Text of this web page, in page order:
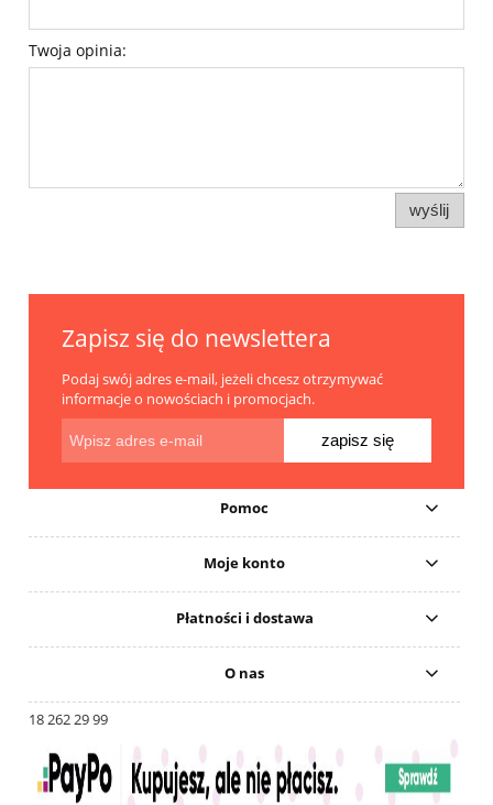
Twoja opinia:
wyślij
Zapisz się do newslettera
Podaj swój adres e-mail, jeżeli chcesz otrzymywać
informacje o nowościach i promocjach.
zapisz się
Pomoc
Moje konto
Płatności i dostawa
O nas
18 262 29 99